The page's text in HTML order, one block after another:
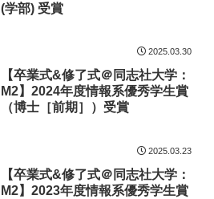
(学部) 受賞
2025.03.30
【卒業式&修了式＠同志社大学：
M2】2024年度情報系優秀学生賞
（博士［前期］）受賞
2025.03.23
【卒業式&修了式＠同志社大学：
M2】2023年度情報系優秀学生賞